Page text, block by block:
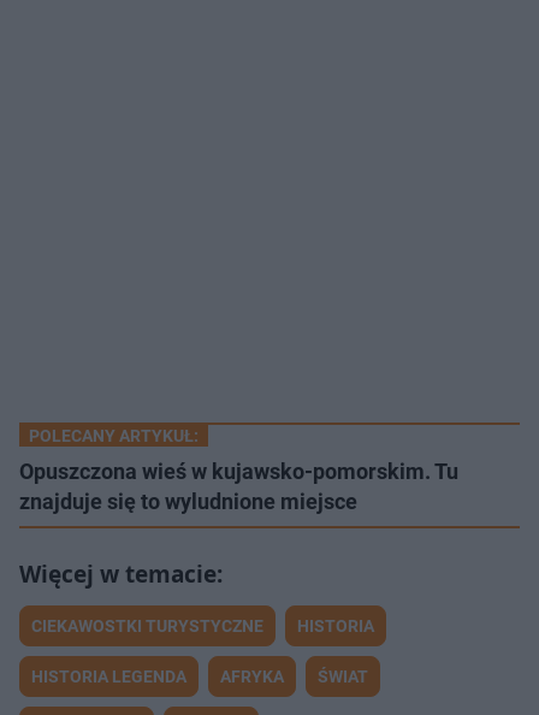
POLECANY ARTYKUŁ:
Opuszczona wieś w kujawsko-pomorskim. Tu
znajduje się to wyludnione miejsce
CIEKAWOSTKI TURYSTYCZNE HISTORIA
HISTORIA LEGENDA AFRYKA ŚWIAT